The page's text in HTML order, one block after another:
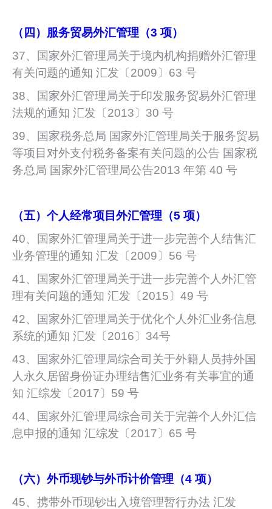
（四）服务贸易外汇管理（3 项）
37、国家外汇管理局关于境内机构捐赠外汇管理
有关问题的通知 汇发〔2009〕63 号
38、国家外汇管理局关于印发服务贸易外汇管理
法规的通知 汇发〔2013〕30 号
39、国家税务总局 国家外汇管理局关于服务贸易
等项目对外支付税务备案有关问题的公告 国家税
务总局 国家外汇管理局公告2013 年第 40 号
（五）个人经常项目外汇管理（5 项）
40、国家外汇管理局关于进一步完善个人结售汇
业务管理的通知 汇发〔2009〕56 号
41、国家外汇管理局关于进一步完善个人外汇管
理有关问题的通知 汇发〔2015〕49 号
42、国家外汇管理局关于优化个人外汇业务信息
系统的通知 汇发〔2016〕34号
43、国家外汇管理局综合司关于外籍人员持外国
人永久居留身份证办理结售汇业务有关事宜的通
知 汇综发〔2017〕59 号
44、国家外汇管理局综合司关于完善个人外汇信
息申报的通知 汇综发〔2017〕65 号
（六）外币现钞与外币计价管理（4 项）
45、携带外币现钞出入境管理暂行办法 汇发